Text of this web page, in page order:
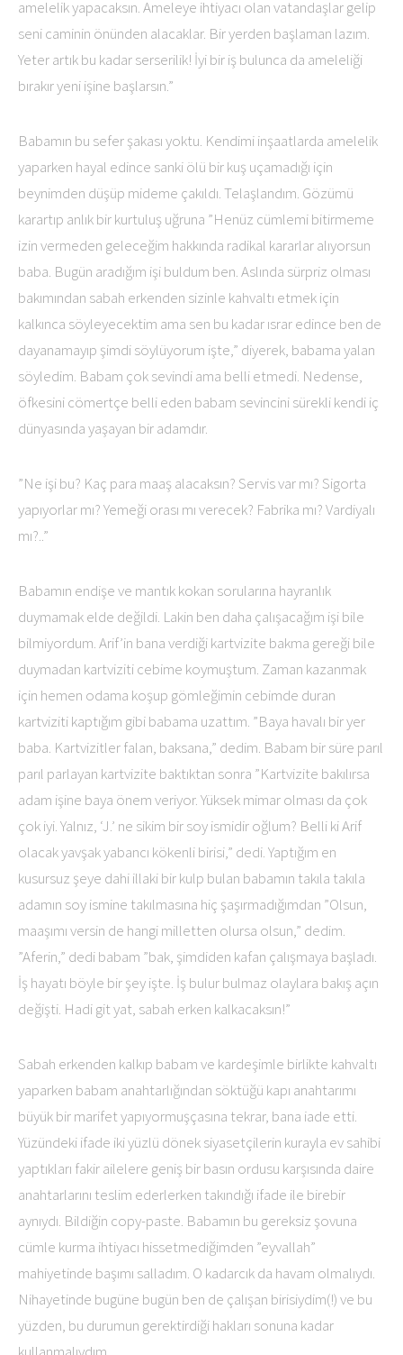
amelelik yapacaksın. Ameleye ihtiyacı olan vatandaşlar gelip
seni caminin önünden alacaklar. Bir yerden başlaman lazım.
Yeter artık bu kadar serserilik! İyi bir iş bulunca da ameleliği
bırakır yeni işine başlarsın.”
Babamın bu sefer şakası yoktu. Kendimi inşaatlarda amelelik
yaparken hayal edince sanki ölü bir kuş uçamadığı için
beynimden düşüp mideme çakıldı. Telaşlandım. Gözümü
karartıp anlık bir kurtuluş uğruna ”Henüz cümlemi bitirmeme
izin vermeden geleceğim hakkında radikal kararlar alıyorsun
baba. Bugün aradığım işi buldum ben. Aslında sürpriz olması
bakımından sabah erkenden sizinle kahvaltı etmek için
kalkınca söyleyecektim ama sen bu kadar ısrar edince ben de
dayanamayıp şimdi söylüyorum işte,” diyerek, babama yalan
söyledim. Babam çok sevindi ama belli etmedi. Nedense,
öfkesini cömertçe belli eden babam sevincini sürekli kendi iç
dünyasında yaşayan bir adamdır.
”Ne işi bu? Kaç para maaş alacaksın? Servis var mı? Sigorta
yapıyorlar mı? Yemeği orası mı verecek? Fabrika mı? Vardiyalı
mı?..”
Babamın endişe ve mantık kokan sorularına hayranlık
duymamak elde değildi. Lakin ben daha çalışacağım işi bile
bilmiyordum. Arif’in bana verdiği kartvizite bakma gereği bile
duymadan kartviziti cebime koymuştum. Zaman kazanmak
için hemen odama koşup gömleğimin cebimde duran
kartviziti kaptığım gibi babama uzattım. ”Baya havalı bir yer
baba. Kartvizitler falan, baksana,” dedim. Babam bir süre parıl
parıl parlayan kartvizite baktıktan sonra ”Kartvizite bakılırsa
adam işine baya önem veriyor. Yüksek mimar olması da çok
çok iyi. Yalnız, ‘J.’ ne sikim bir soy ismidir oğlum? Belli ki Arif
olacak yavşak yabancı kökenli birisi,” dedi. Yaptığım en
kusursuz şeye dahi illaki bir kulp bulan babamın takıla takıla
adamın soy ismine takılmasına hiç şaşırmadığımdan ”Olsun,
maaşımı versin de hangi milletten olursa olsun,” dedim.
”Aferin,” dedi babam ”bak, şimdiden kafan çalışmaya başladı.
İş hayatı böyle bir şey işte. İş bulur bulmaz olaylara bakış açın
değişti. Hadi git yat, sabah erken kalkacaksın!”
Sabah erkenden kalkıp babam ve kardeşimle birlikte kahvaltı
yaparken babam anahtarlığından söktüğü kapı anahtarımı
büyük bir marifet yapıyormuşçasına tekrar, bana iade etti.
Yüzündeki ifade iki yüzlü dönek siyasetçilerin kurayla ev sahibi
yaptıkları fakir ailelere geniş bir basın ordusu karşısında daire
anahtarlarını teslim ederlerken takındığı ifade ile birebir
aynıydı. Bildiğin copy-paste. Babamın bu gereksiz şovuna
cümle kurma ihtiyacı hissetmediğimden ”eyvallah”
mahiyetinde başımı salladım. O kadarcık da havam olmalıydı.
Nihayetinde bugüne bugün ben de çalışan birisiydim(!) ve bu
yüzden, bu durumun gerektirdiği hakları sonuna kadar